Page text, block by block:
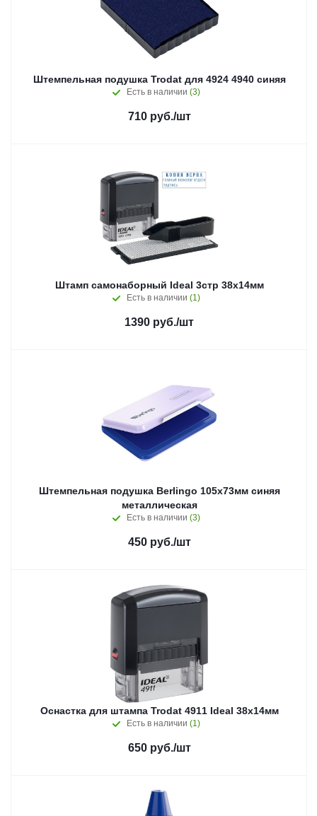
Штемпельная подушка Trodat для 4924 4940 синяя
Есть в наличии (3)
710руб./шт
Штамп самонаборный Ideal 3стр 38х14мм
Есть в наличии (1)
1390 руб./шт
Штемпельная подушка Berlingo 105х73мм синяя
металлическая
Есть в наличии (3)
450руб./шт
Оснастка для штампа Trodat 4911 Ideal 38х14мм
Есть в наличии (1)
650руб./шт